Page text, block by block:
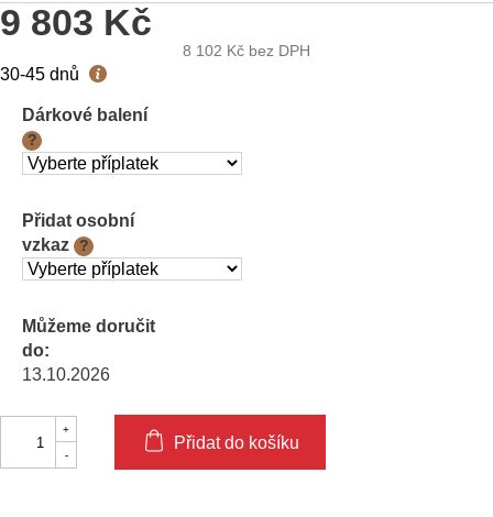
9 803 Kč
8 102 Kč bez DPH
Měrná
30-45 dnů
Dárkové balení
?
Přidat osobní
vzkaz
?
Můžeme doručit
do:
13.10.2026
Přidat do košíku